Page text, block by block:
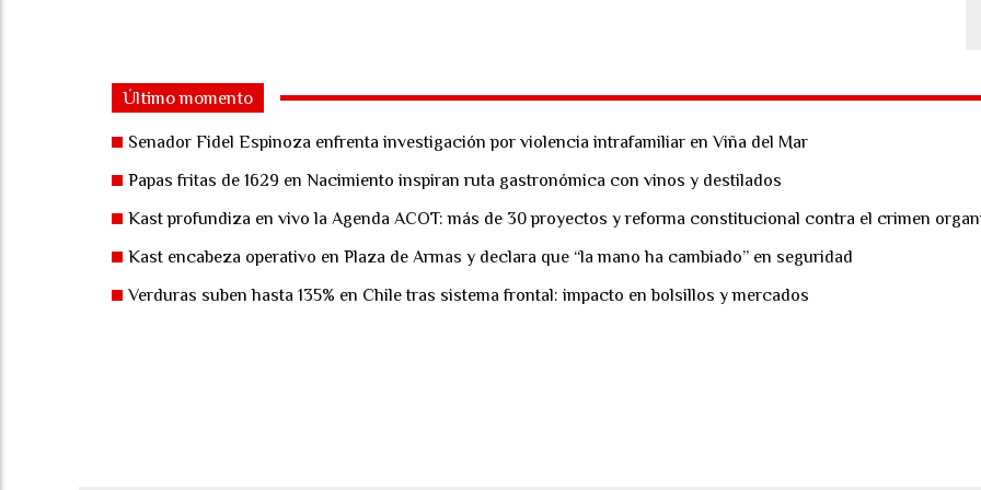
Último momento
Senador Fidel Espinoza enfrenta investigación por violencia intrafamiliar en Viña del Mar
Papas fritas de 1629 en Nacimiento inspiran ruta gastronómica con vinos y destilados
Kast profundiza en vivo la Agenda ACOT: más de 30 proyectos y reforma constitucional contra el crimen
Kast encabeza operativo en Plaza de Armas y declara que “la mano ha cambiado” en seguridad
Verduras suben hasta 135% en Chile tras sistema frontal: impacto en bolsillos y mercados